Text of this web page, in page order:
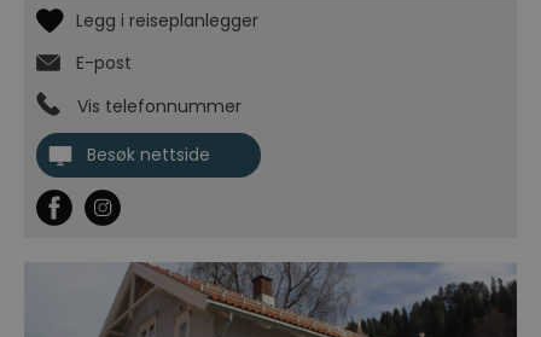
E-post
Vis telefonnummer
Besøk nettside